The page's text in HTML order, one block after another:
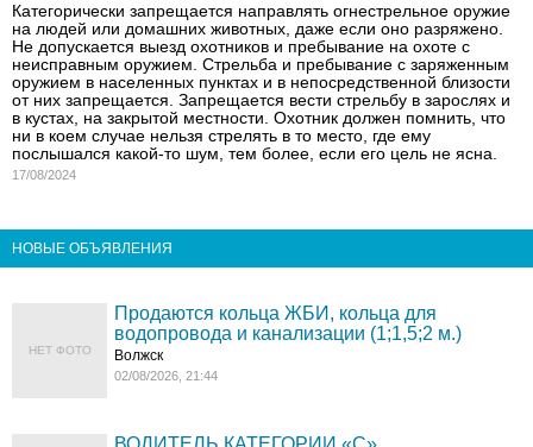
Категорически запрещается направлять огнестрельное оружие
на людей или домашних животных, даже если оно разряжено.
Не допускается выезд охотников и пребывание на охоте с
неисправным оружием. Стрельба и пребывание с заряженным
оружием в населенных пунктах и в непосредственной близости
от них запрещается. Запрещается вести стрельбу в зарослях и
в кустах, на закрытой местности. Охотник должен помнить, что
ни в коем случае нельзя стрелять в то место, где ему
послышался какой-то шум, тем более, если его цель не ясна.
17/08/2024
НОВЫЕ ОБЪЯВЛЕНИЯ
НЕТ ФОТО
Продаются кольца ЖБИ, кольца для
водопровода и канализации (1;1,5;2 м.)
Волжск
02/08/2026, 21:44